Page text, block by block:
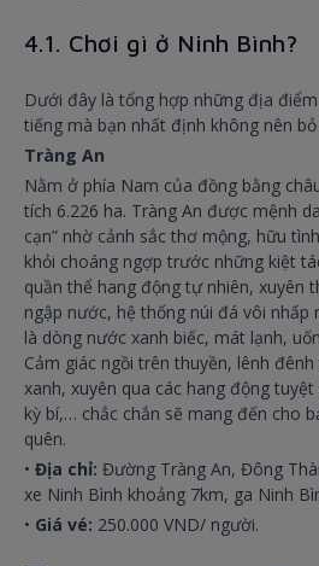
4.1. Chơi gì ở Ninh Bình?
Dưới đây là tổng hợp những địa
tiếng mà bạn nhất định không nên bỏ
Tràng An
Nằm ở phía Nam của đồng bằng
tích 6.226 ha. Tràng An được mệnh
cạn” nhờ cảnh sắc thơ mộng, hữu
khỏi choáng ngợp trước những kiệt
quần thể hang động tự nhiên, xuyên
ngập nước, hệ thống núi đá vôi nhấp
là dòng nước xanh biếc, mát lạnh,
Cảm giác ngồi trên thuyền, lênh
xanh, xuyên qua các hang động
kỳ bí,… chắc chắn sẽ mang đến cho
quên.
• Địa chỉ: Đường Tràng An, Đông
xe Ninh Bình khoảng 7km, ga Ninh
• Giá vé: 250.000 VND/ người.